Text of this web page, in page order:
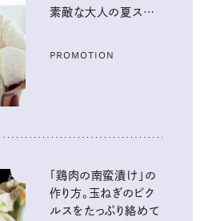
素敵な大人の夏スタイ
PROMOTION
「鶏肉の南蛮漬け」の
作り方。玉ねぎのピク
ルスをたっぷり絡めて